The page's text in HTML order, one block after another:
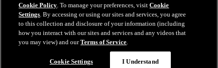
Fermer
Cookie Policy. To manage your preferences, visitCookie
Settings. By accessing or using our sites and services, you agree
to this collection and disclosure of your information (including
how you interact with our sites and services and any videos that
you may view) and ourTerms of Service.
Cookie Settings I Understand